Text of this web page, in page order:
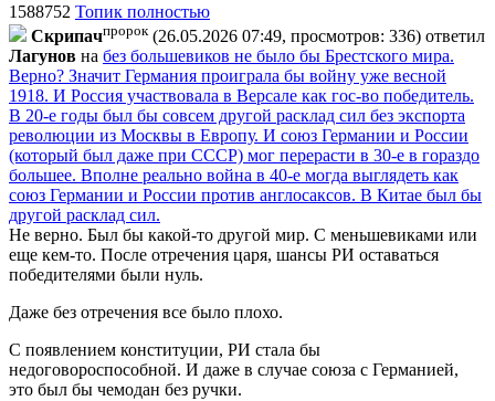
1588752 Топик полностью
Cкpипaчпророк (26.05.2026 07:49, просмотров: 336) ответил
Лaгyнoв на без большевиков не было бы Брестского мира.
Верно? Значит Германия проиграла бы войну уже весной
1918. И Россия участвовала в Версале как гос-во победитель.
В 20-е годы был бы совсем другой расклад сил без экспорта
революции из Москвы в Европу. И союз Германии и России
(который был даже при СССР) мог перерасти в 30-е в гораздо
большее. Вполне реально война в 40-е могда выглядеть как
союз Германии и России против англосаксов. В Китае был бы
другой расклад сил.
Не верно. Был бы какой-то другой мир. С меньшевиками или
еще кем-то. После отречения царя, шансы РИ оставаться
победителями были нуль.
Даже без отречения все было плохо.
С появлением конституции, РИ стала бы
недоговороспособной. И даже в случае союза с Германией,
это был бы чемодан без ручки.